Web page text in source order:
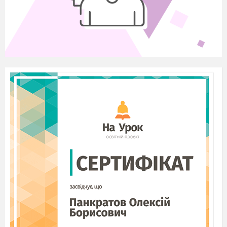
2. Повторення слів: she, shelf, fish
fly, sky
3.Інтерактивна вправа (Wordwall)
https://wordwall.net/resource/58123859/ch-sh-ee-
oo
III. Робота з лексикоюза темою
хв.)
1)Гра «Magic bag» – учні називають предмети